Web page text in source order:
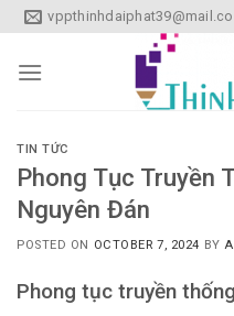
Skip
to
content
TIN TỨC
Phong Tục Truyền
Nguyên Đán
POSTED ON OCTOBER 7, 2024 BY
Phong tục truyền